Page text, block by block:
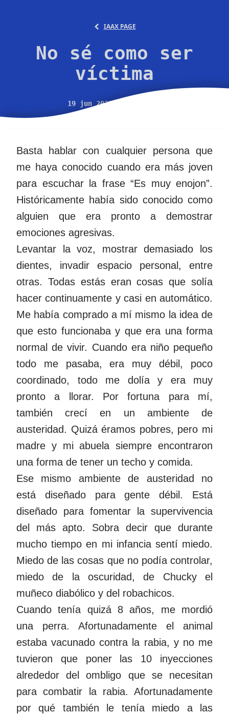
IAAX PAGE
No sé como ser
víctima
19 jun 2022, 12:00 p.m.
Basta hablar con cualquier persona que
me haya conocido cuando era más joven
para escuchar la frase “Es muy enojon”.
Históricamente había sido conocido como
alguien que era pronto a demostrar
emociones agresivas.
Levantar la voz, mostrar demasiado los
dientes, invadir espacio personal, entre
otras. Todas estás eran cosas que solía
hacer continuamente y casi en automático.
Me había comprado a mí mismo la idea de
que esto funcionaba y que era una forma
normal de vivir. Cuando era niño pequeño
todo me pasaba, era muy débil, poco
coordinado, todo me dolía y era muy
pronto a llorar. Por fortuna para mí,
también crecí en un ambiente de
austeridad. Quizá éramos pobres, pero mi
madre y mi abuela siempre encontraron
una forma de tener un techo y comida.
Ese mismo ambiente de austeridad no
está diseñado para gente débil. Está
diseñado para fomentar la supervivencia
del más apto. Sobra decir que durante
mucho tiempo en mi infancia sentí miedo.
Miedo de las cosas que no podía controlar,
miedo de la oscuridad, de Chucky el
muñeco diabólico y del robachicos.
Cuando tenía quizá 8 años, me mordió
una perra. Afortunadamente el animal
estaba vacunado contra la rabia, y no me
tuvieron que poner las 10 inyecciones
alrededor del ombligo que se necesitan
para combatir la rabia. Afortunadamente
por qué también le tenía miedo a las